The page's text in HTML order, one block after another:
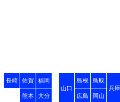
長崎 佐賀
福岡
山口
島根
鳥取
兵庫
熊本 大分 広島 岡山